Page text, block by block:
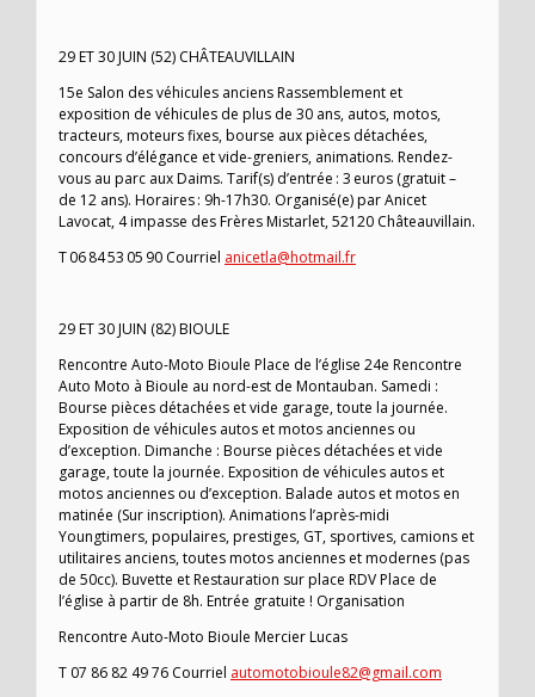
29 ET 30 JUIN (52) CHÂTEAUVILLAIN
15e Salon des véhicules anciens Rassemblement et
exposition de véhicules de plus de 30 ans, autos, motos,
tracteurs, moteurs fixes, bourse aux pièces détachées,
concours d’élégance et vide-greniers, animations. Rendez-
vous au parc aux Daims. Tarif(s) d’entrée : 3 euros (gratuit –
de 12 ans). Horaires : 9h-17h30. Organisé(e) par Anicet
Lavocat, 4 impasse des Frères Mistarlet, 52120 Châteauvillain.
T 06 84 53 05 90 Courriel anicetla@hotmail.fr
29 ET 30 JUIN (82) BIOULE
Rencontre Auto-Moto Bioule Place de l’église 24e Rencontre
Auto Moto à Bioule au nord-est de Montauban. Samedi :
Bourse pièces détachées et vide garage, toute la journée.
Exposition de véhicules autos et motos anciennes ou
d’exception. Dimanche : Bourse pièces détachées et vide
garage, toute la journée. Exposition de véhicules autos et
motos anciennes ou d’exception. Balade autos et motos en
matinée (Sur inscription). Animations l’après-midi
Youngtimers, populaires, prestiges, GT, sportives, camions et
utilitaires anciens, toutes motos anciennes et modernes (pas
de 50cc). Buvette et Restauration sur place RDV Place de
l’église à partir de 8h. Entrée gratuite ! Organisation
Rencontre Auto-Moto Bioule Mercier Lucas
T 07 86 82 49 76 Courriel automotobioule82@gmail.com